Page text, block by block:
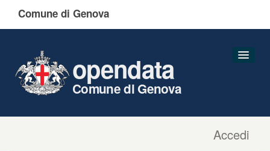
Comune di Genova
Accedi
opendata
Comune di Genova